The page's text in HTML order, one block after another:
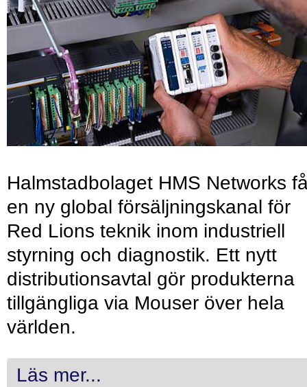
Halmstadbolaget HMS Networks
en ny global försäljningskanal för
Red Lions teknik inom industriell
styrning och diagnostik. Ett nytt
distributionsavtal gör produkterna
tillgängliga via Mouser över hela
världen.
Läs mer...